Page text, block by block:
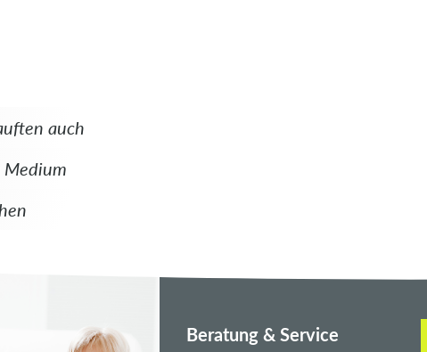
auch
Medium
Beratung & Service